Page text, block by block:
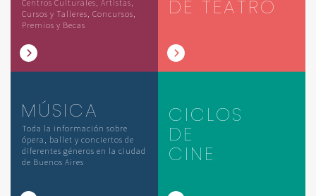
Centros Culturales, Artistas,
Cursos y Talleres, Concursos,
Premios y Becas
DE TEATRO
MÚSICA
Toda la información sobre
ópera, ballet y conciertos de
diferentes géneros en la ciudad
de Buenos Aires
CICLOS
DE
CINE